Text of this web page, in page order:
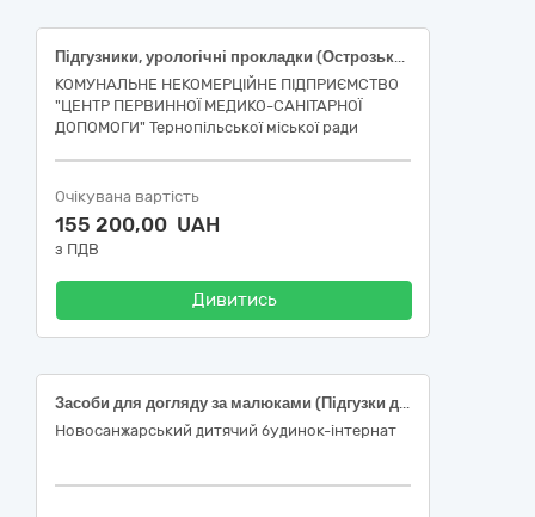
Підгузники, урологічні прокладки (Острозького)
КОМУНАЛЬНЕ НЕКОМЕРЦІЙНЕ ПІДПРИЄМСТВО
"ЦЕНТР ПЕРВИННОЇ МЕДИКО-САНІТАРНОЇ
ДОПОМОГИ" Тернопільської міської ради
Очікувана вартість
155 200,00 UAH
з ПДВ
Дивитись
Засоби для догляду за малюками (Підгузки дитячі DinoBaby 6, 16+ кг.; Підгузки для дорослих Mavi Beyaz, S, 50-85 см.)
Новосанжарський дитячий будинок-інтернат